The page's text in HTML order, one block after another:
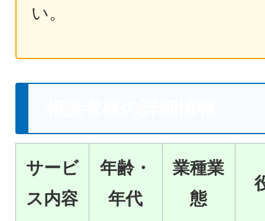
い。
サービ
ス内容
年齢・
年代
業種業
態